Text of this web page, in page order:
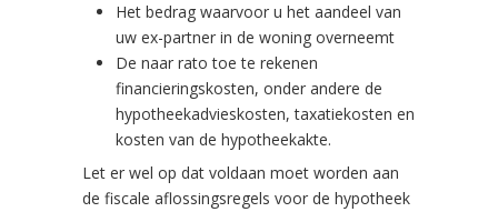
Het bedrag waarvoor u het aandeel van
uw ex-partner in de woning overneemt
De naar rato toe te rekenen
financieringskosten, onder andere de
hypotheekadvieskosten, taxatiekosten en
kosten van de hypotheekakte.
Let er wel op dat voldaan moet worden aan
de fiscale aflossingsregels voor de hypotheek